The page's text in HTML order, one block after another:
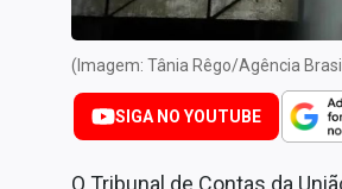
Conteúdo de Marca
Expediente
(Imagem: Tânia Rêgo/Agência
SIGA NO YOUTUBE
O Tribunal de Contas da